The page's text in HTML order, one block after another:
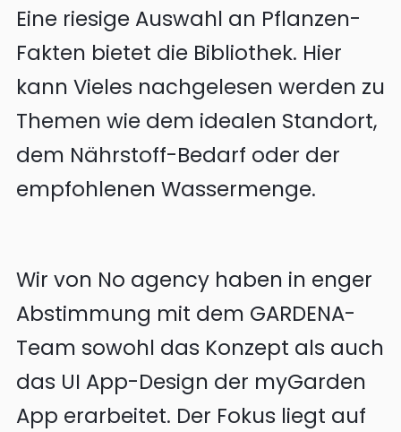
Eine riesige Auswahl an Pflanzen-
Fakten bietet die Bibliothek. Hier
kann Vieles nachgelesen werden zu
Themen wie dem idealen Standort,
dem Nährstoff-Bedarf oder der
empfohlenen Wassermenge.
Wir von No agency haben in enger
Abstimmung mit dem GARDENA-
Team sowohl das Konzept als auch
das UI App-Design der myGarden
App erarbeitet. Der Fokus liegt auf